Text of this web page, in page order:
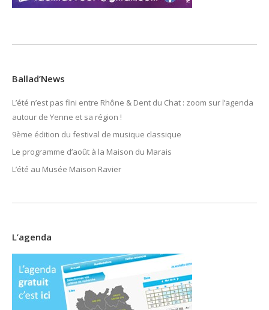
Ballad’News
L’été n’est pas fini entre Rhône & Dent du Chat : zoom sur l’agenda
autour de Yenne et sa région !
9ème édition du festival de musique classique
Le programme d’août à la Maison du Marais
L’été au Musée Maison Ravier
L’agenda